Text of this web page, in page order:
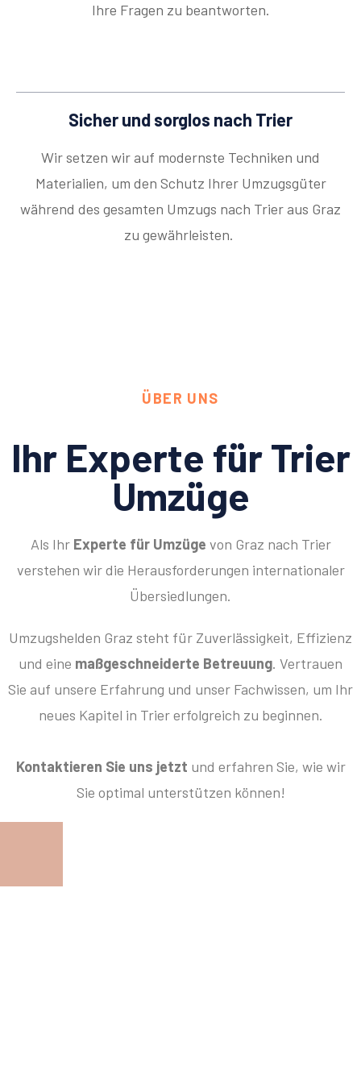
Ihre Fragen zu beantworten.
Sicher und sorglos nach Trier
Wir setzen wir auf modernste Techniken und
Materialien, um den Schutz Ihrer Umzugsgüter
während des gesamten Umzugs nach Trier aus Graz
zu gewährleisten.
ÜBER UNS
Ihr Experte für Trier
Umzüge
Als Ihr Experte für Umzüge von Graz nach Trier
verstehen wir die Herausforderungen internationaler
Übersiedlungen.
Umzugshelden Graz steht für Zuverlässigkeit, Effizienz
und eine maßgeschneiderte Betreuung. Vertrauen
Sie auf unsere Erfahrung und unser Fachwissen, um Ihr
neues Kapitel in Trier erfolgreich zu beginnen.
Kontaktieren Sie uns jetzt und erfahren Sie, wie wir
Sie optimal unterstützen können!